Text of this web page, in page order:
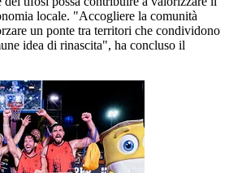
locale. "Accogliere la comunità
un ponte tra territori che condividono
idea di rinascita", ha concluso il